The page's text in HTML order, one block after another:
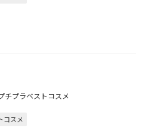
チプラベストコスメ
コスメ